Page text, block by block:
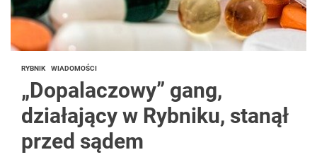
RYBNIK WIADOMOŚCI
„Dopalaczowy” gang,
działający w Rybniku, stanął
przed sądem